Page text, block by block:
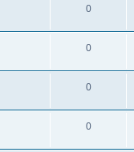
0
0
0
0